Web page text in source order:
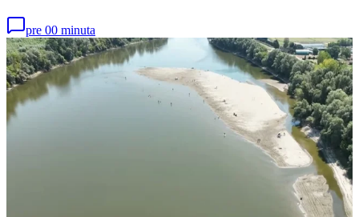
pre 00 minuta